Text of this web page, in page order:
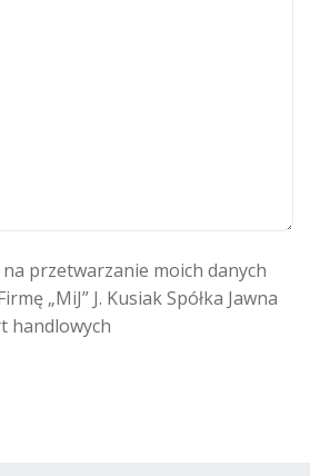
przetwarzanie moich danych
„MiJ” J. Kusiak Spółka Jawna
handlowych